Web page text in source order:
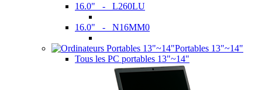
16.0" - L260LU
16.0" - N16MM0
Portables 13"~14"
Tous les PC portables 13"~14"